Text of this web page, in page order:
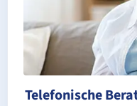
Telefonische